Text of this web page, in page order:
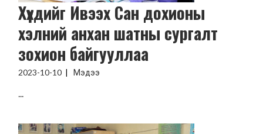
Хүүхдийг Ивээх Сан дохионы
хэлний анхан шатны сургалт
зохион байгууллаа
2023-10-10 Мэдээ
...